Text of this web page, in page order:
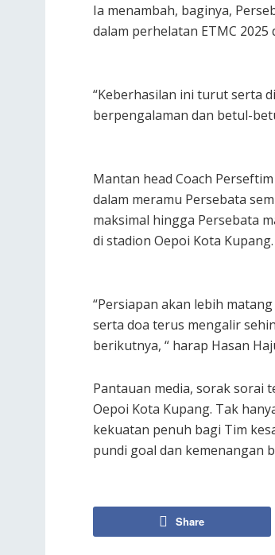
Ia menambah, baginya,
dalam perhelatan ETMC
“Keberhasilan ini turut serta
berpengalaman dan betul-
Mantan head Coach
dalam meramu Persebata
maksimal hingga Persebata
di stadion Oepoi Kota Kupang.
“Persiapan akan lebih
serta doa terus mengalir
berikutnya, “ harap Hasan
Pantauan media, sorak sorai
Oepoi Kota Kupang. Tak
kekuatan penuh bagi Tim
pundi goal dan kemenangan
Share